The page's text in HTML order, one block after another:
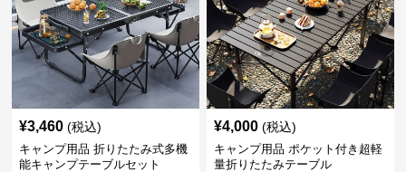
¥3,460 (税込)
キャンプ用品 折りたたみ式多機
能キャンプテーブルセット
¥4,000 (税込)
キャンプ用品 ポケット付き超軽
量折りたたみテーブル